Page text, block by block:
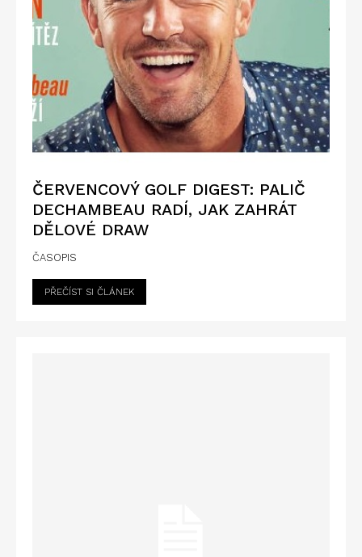
ČERVENCOVÝ GOLF DIGEST: PALIČ
DECHAMBEAU RADÍ, JAK ZAHRÁT
DĚLOVÉ DRAW
ČASOPIS
PŘEČÍST SI ČLÁNEK